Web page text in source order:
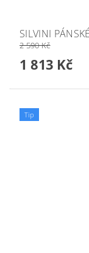
SILVINI
2 590 Kč
1 813 Kč
Tip